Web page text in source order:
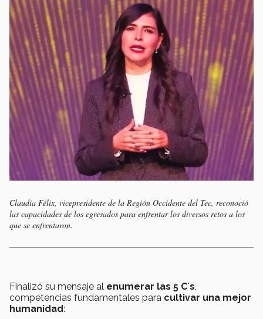
Claudia Félix, vicepresidente de la Región Occidente del Tec, reconoció
las capacidades de los egresados para enfrentar los diversos retos a los
que se enfrentaron.
Finalizó su mensaje al enumerar las 5 C´s
competencias fundamentales para cultivar una mejor
humanidad: